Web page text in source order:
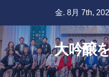
content
金. 8月 7th,
大吟醸